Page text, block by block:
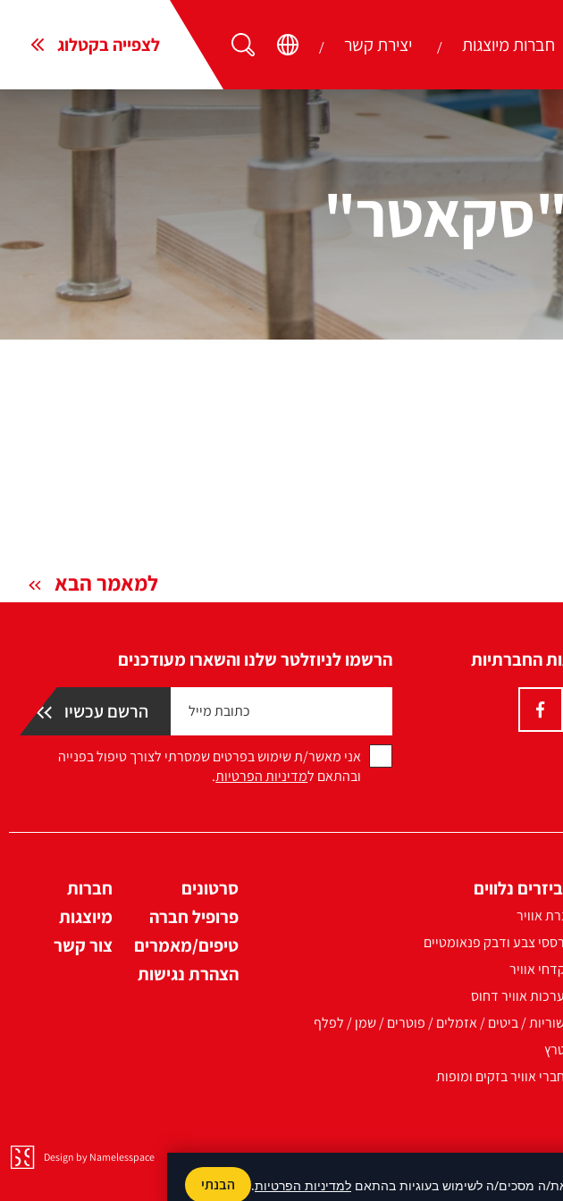
חברות מיוצגות יצירת קשר לצפייה בקטלוג
"סקאטר"
למאמר הבא
החברתיות הרשמו לניוזלטר שלנו והשארו מעודכנים
אני מאשר/ת שימוש בפרטים שמסרתי לצורך טיפול בפנייה
ובהתאם למדיניות הפרטיות.
נלווים
אוויר
צבע ודבק פנאומטיים
אוויר
אוויר דחוס
/ ביטים / אזמלים / פוטרים / שמן / לפלף
אוויר בזקים ומופות
סרטונים
פרופיל חברה
טיפים/מאמרים
הצהרת נגישות
חברות
מיוצגות
צור קשר
Design by Namelesspace
למדיניות הפרטיות. הבנתי